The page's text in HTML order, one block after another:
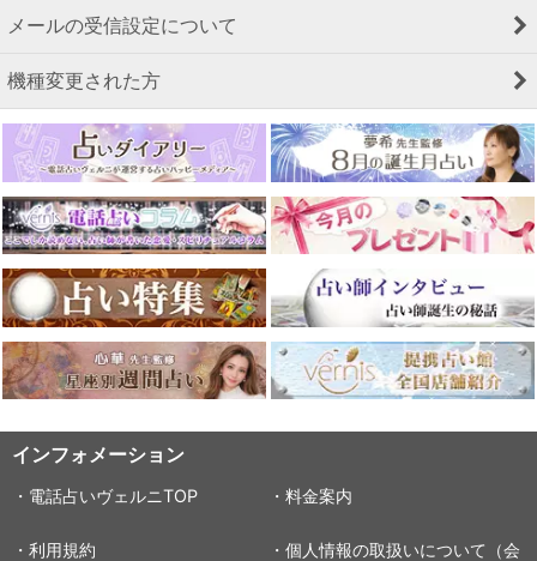
メールの受信設定について
機種変更された方
インフォメーション
・電話占いヴェルニTOP ・料金案内
・利用規約
・個人情報の取扱いについて（会